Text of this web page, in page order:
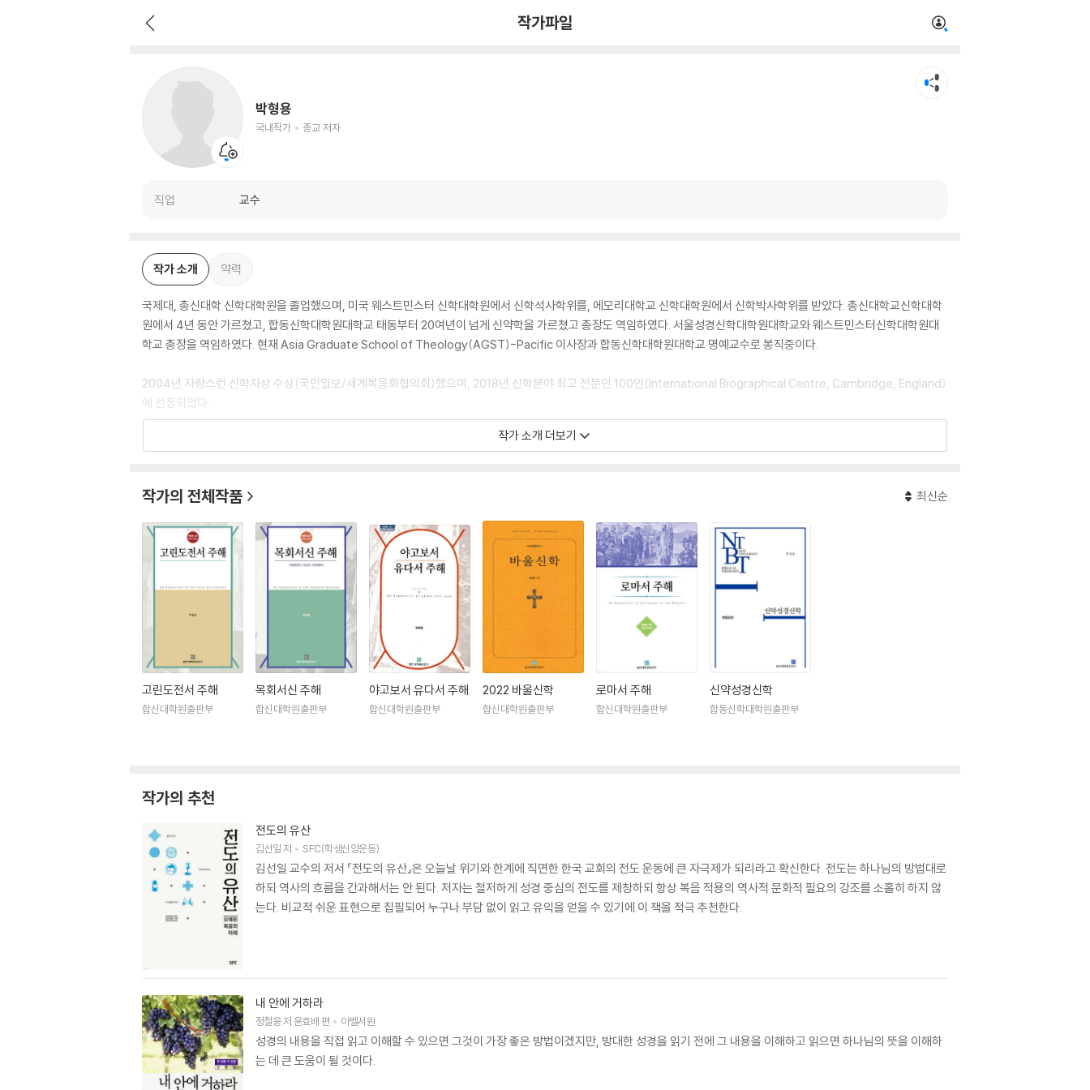
작가파일
박형용
국내작가 종교 저자
직업 교수
작가 소개 약력
국제대, 총신대학 신학대학원을 졸업했으며, 미국 웨스트민스터 신학대학원에서 신학석사학위를, 에모리대학교 신학대학원에서 신학박사학위를 받았다. 총신대학교신학대학
원에서 4년 동안 가르쳤고, 합동신학대학원대학교 태동부터 20여년이 넘게 신약학을 가르쳤고 총장도 역임하였다. 서울성경신학대학원대학교와 웨스트민스터신학대학원대
학교 총장을 역임하였다. 현재 Asia Graduate School of Theology(AGST)-Pacific 이사장과 합동신학대학원대학교 명예교수로 봉직중이다.
2004년 자랑스런 신학자상 수상(국민일보/세계복음화협의회)했으며, 2018년 신학분야 최고 전문인 100인(International Biographical Centre, Cambridge, England)
에 선정되었다.
주요저서로는 『성경해석의 원리』, 『교회와 성령』, 『바울신학』, 『신약성경신학』, 『사도행전 주해』, 『빌립보서 주해』, 『에베소서 주해』, 『말씀 산책』등 30여권이 있다.
작가 소개 더보기
작가의 전체작품 최신순
고린도전서 주해
합신대학원출판부
목회서신 주해
합신대학원출판부
야고보서 유다서 주해
합신대학원출판부
2022 바울신학
합신대학원출판부
로마서 주해
합신대학원출판부
신약성경신학
합동신학대학원출판부
작가의 추천
전도의 유산
김선일저 SFC(학생신앙운동)
김선일 교수의 저서 『전도의 유산』은 오늘날 위기와 한계에 직면한 한국 교회의 전도 운동에 큰 자극제가 되리라고 확신한다. 전도는 하나님의 방법대로
하되 역사의 흐름을 간과해서는 안 된다. 저자는 철저하게 성경 중심의 전도를 제창하되 항상 복음 적용의 역사적 문화적 필요의 강조를 소홀히 하지 않
는다. 비교적 쉬운 표현으로 집필되어 누구나 부담 없이 읽고 유익을 얻을 수 있기에 이 책을 적극 추천한다.
내 안에 거하라
정철웅저윤효배 편 아벨서원
성경의 내용을 직접 읽고 이해할 수 있으면 그것이 가장 좋은 방법이겠지만, 방대한 성경을 읽기 전에 그 내용을 이해하고 읽으면 하나님의 뜻을 이해하
는 데 큰 도움이 될 것이다.